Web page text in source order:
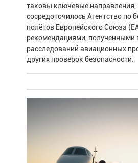
таковы ключевые направления,
сосредоточилось Агентство по
полётов Европейского Союза
рекомендациями, полученными
расследований авиационных
других проверок безопасности.